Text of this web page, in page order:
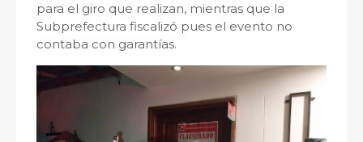
para el giro que realizan, mientras que la
Subprefectura fiscalizó pues el evento no
contaba con garantías.